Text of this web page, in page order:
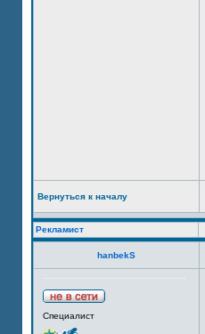
Вернуться к началу
Рекламист
hanbekS
Специалист